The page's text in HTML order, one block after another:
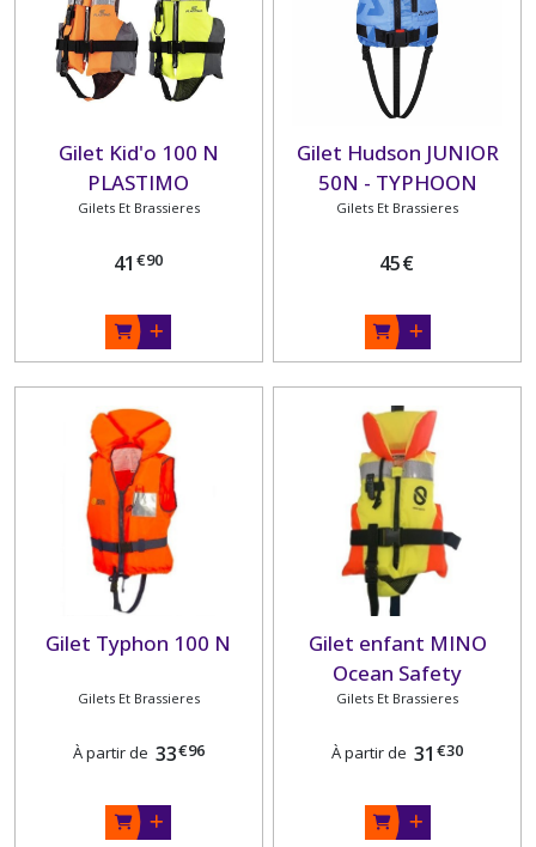
Gilet Kid'o 100 N
PLASTIMO
Gilets Et Brassieres
41 €90
Gilet Hudson JUNIOR
50N - TYPHOON
Gilets Et Brassieres
45€
Gilet Typhon 100 N
Gilets Et Brassieres
À partir de 33€96
Gilet enfant MINO
Ocean Safety
Gilets Et Brassieres
À partir de 31 €30